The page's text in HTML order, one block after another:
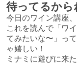
待ってるから
今日のワイン講座
これを読んで「ワ
てみたいな〜」っ
ゃ嬉しい！
ミナミに遊びに来